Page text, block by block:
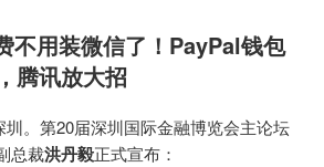
不用装微信了！PayPal钱包
腾讯放大招
圳。第20届深圳国际金融博览会主论坛
总裁洪丹毅正式宣布：